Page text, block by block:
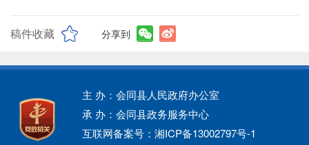
稿件收藏 分享到
主 办：会同县人民政府办公室
承 办：会同县政务服务中心
互联网备案号：湘ICP备13002797号-1